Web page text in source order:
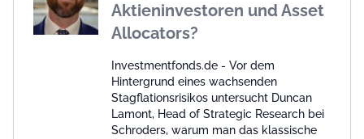
Aktieninvestoren und Asset
Allocators?
Investmentfonds.de - Vor dem
Hintergrund eines wachsenden
Stagflationsrisikos untersucht Duncan
Lamont, Head of Strategic Research bei
Schroders, warum man das klassische